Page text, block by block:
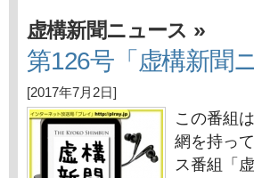
虚構新聞ニュース »
第126号「虚構新聞
[2017年7月2日]
この番組
網を持っ
ス番組「